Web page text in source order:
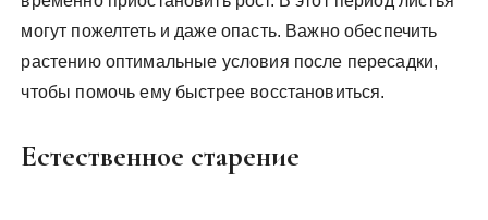
могут пожелтеть и даже опасть. Важно обеспечить
растению оптимальные условия после пересадки,
чтобы помочь ему быстрее восстановиться.
Естественное старение